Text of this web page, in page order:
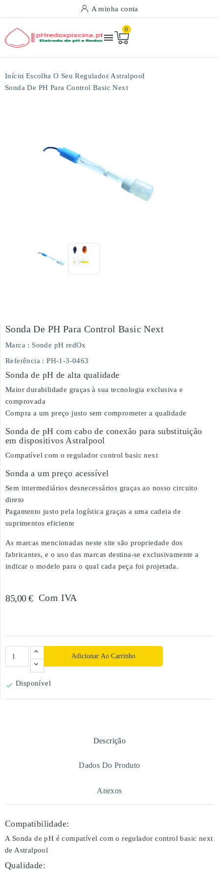
A minha conta

0
Início Escolha O Seu Regulador Astralpool
Sonda De PH Para Control Basic Next
Sonda De PH Para Control Basic Next
Marca : Sonde pH redOx
Referência : PH-1-3-0463
Sonda de pH de alta qualidade
Maior durabilidade graças à sua tecnologia exclusiva e
comprovada
Compra a um preço justo sem comprometer a qualidade
Sonda de pH com cabo de conexão para substituição
em dispositivos Astralpool
Compatível com o regulador control basic next
Sonda a um preço acessível
Sem intermediários desnecessários graças ao nosso circuito
direto
Pagamento justo pela logística graças a uma cadeia de
suprimentos eficiente
As marcas mencionadas neste site são propriedade dos
fabricantes, e o uso das marcas destina-se exclusivamente a
indicar o modelo para o qual cada peça foi projetada.
85,00 € Com IVA
Adicionar Ao Carrinho
 Disponível
Descrição
Dados Do Produto
Anexos
Compatibilidade:
A Sonda de pH é compatível com o regulador control basic next
de Astralpool
Qualidade: